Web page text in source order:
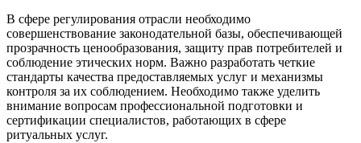
В сфере регулирования отрасли необходимо
совершенствование законодательной базы, обеспечивающей
прозрачность ценообразования, защиту прав потребителей и
соблюдение этических норм. Важно разработать четкие
стандарты качества предоставляемых услуг и механизмы
контроля за их соблюдением. Необходимо также уделить
внимание вопросам профессиональной подготовки и
сертификации специалистов, работающих в сфере
ритуальных услуг.